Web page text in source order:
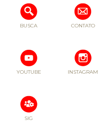
BUSCA CONTATO
YOUTUBE INSTAGRAM
SIG